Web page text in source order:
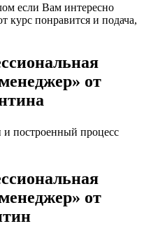
если Вам интересно
курс понравится и подача,
от
и построенный процесс
от